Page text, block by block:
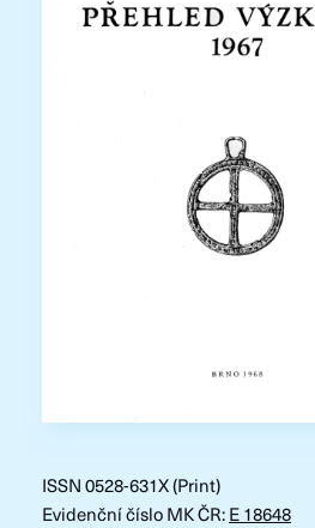
ISSN 0528-631X (Print)
Evidenční číslo MK ČR:E 18648